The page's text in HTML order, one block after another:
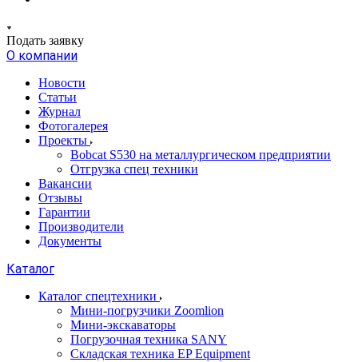
Подать заявку
О компании
Новости
Статьи
Журнал
Фотогалерея
Проекты
Bobcat S530 на металлургическом предприятии
Отгрузка спец техники
Вакансии
Отзывы
Гарантии
Производители
Документы
Каталог
Каталог спецтехники
Мини-погрузчики Zoomlion
Мини-экскаваторы
Погрузочная техника SANY
Складская техника EP Equipment